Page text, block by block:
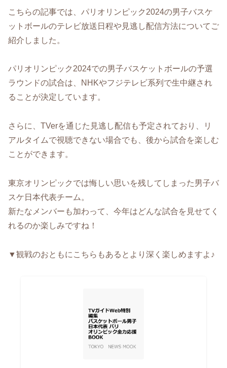
こちらの記事では、パリオリンピック2024の男子バスケ
ットボールのテレビ放送日程や見逃し配信方法についてご
紹介しました。
パリオリンピック2024での男子バスケットボールの予選
ラウンドの試合は、NHKやフジテレビ系列で生中継され
ることが決定しています。
さらに、TVerを通じた見逃し配信も予定されており、リ
アルタイムで視聴できない場合でも、後から試合を楽しむ
ことができます。
東京オリンピックでは悔しい思いを残してしまった男子バ
スケ日本代表チーム。
新たなメンバーも加わって、今年はどんな試合を見せてく
れるのか楽しみですね！
▼観戦のおともにこちらもあるとより深く楽しめますよ♪